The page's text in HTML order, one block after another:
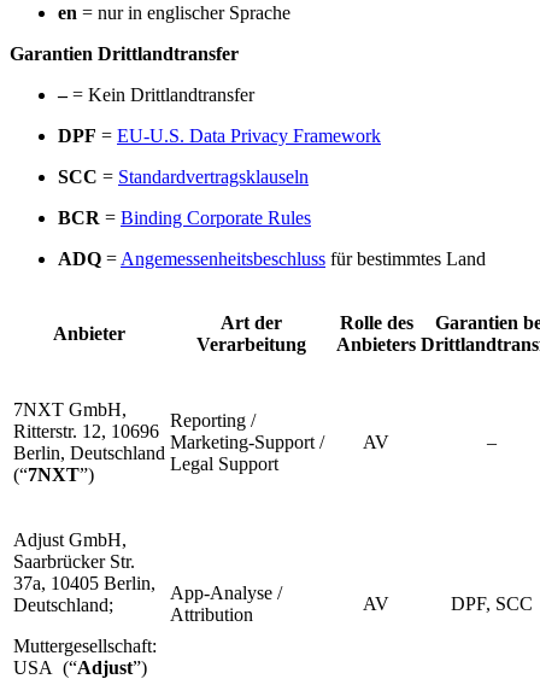
en = nur in englischer Sprache
Garantien Drittlandtransfer
–= Kein Drittlandtransfer
DPF = EU-U.S. Data Privacy Framework
SCC = Standardvertragsklauseln
BCR = Binding Corporate Rules
ADQ = Angemessenheitsbeschluss für bestimmtes Land
Anbieter
Art der
Verarbeitung
Rolle des
Anbieters
Garantien
7NXT GmbH,
Ritterstr. 12, 10696
Berlin, Deutschland
(“7NXT”)
Reporting /
Marketing-Support /
Legal Support
AV –
Adjust GmbH,
Saarbrücker Str.
37a, 10405 Berlin,
Deutschland;
Muttergesellschaft:
USA (“Adjust”)
App-Analyse /
Attribution
AV DPF, SCC